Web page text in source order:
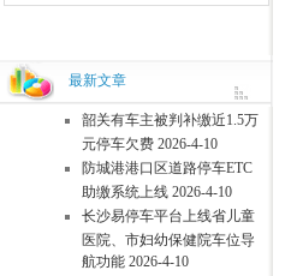
最新文章
韶关有车主被判补缴近1.5万
元停车欠费 2026-4-10
防城港港口区道路停车ETC
助缴系统上线 2026-4-10
长沙易停车平台上线省儿童
医院、市妇幼保健院车位导
航功能 2026-4-10